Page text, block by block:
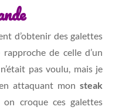
d’obtenir des galettes
de celle d’un
pas voulu, mais je
attaquant mon steak
croque ces galettes